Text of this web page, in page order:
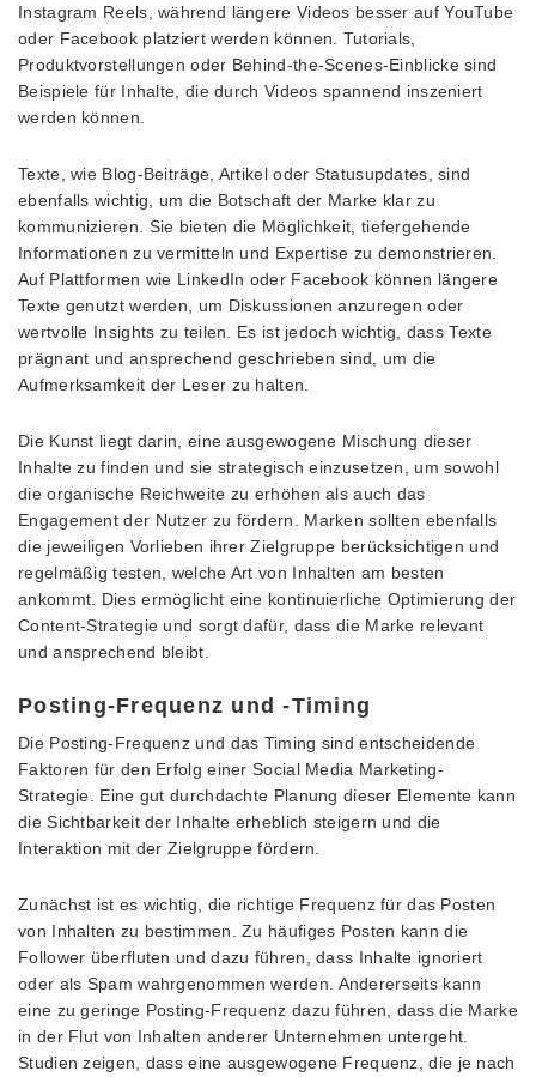
Instagram Reels, während längere Videos besser auf YouTube
oder Facebook platziert werden können. Tutorials,
Produktvorstellungen oder Behind-the-Scenes-Einblicke sind
Beispiele für Inhalte, die durch Videos spannend inszeniert
werden können.
Texte, wie Blog-Beiträge, Artikel oder Statusupdates, sind
ebenfalls wichtig, um die Botschaft der Marke klar zu
kommunizieren. Sie bieten die Möglichkeit, tiefergehende
Informationen zu vermitteln und Expertise zu demonstrieren.
Auf Plattformen wie LinkedIn oder Facebook können längere
Texte genutzt werden, um Diskussionen anzuregen oder
wertvolle Insights zu teilen. Es ist jedoch wichtig, dass Texte
prägnant und ansprechend geschrieben sind, um die
Aufmerksamkeit der Leser zu halten.
Die Kunst liegt darin, eine ausgewogene Mischung dieser
Inhalte zu finden und sie strategisch einzusetzen, um sowohl
die organische Reichweite zu erhöhen als auch das
Engagement der Nutzer zu fördern. Marken sollten ebenfalls
die jeweiligen Vorlieben ihrer Zielgruppe berücksichtigen und
regelmäßig testen, welche Art von Inhalten am besten
ankommt. Dies ermöglicht eine kontinuierliche Optimierung der
Content-Strategie und sorgt dafür, dass die Marke relevant
und ansprechend bleibt.
Posting-Frequenz und -Timing
Die Posting-Frequenz und das Timing sind entscheidende
Faktoren für den Erfolg einer Social Media Marketing-
Strategie. Eine gut durchdachte Planung dieser Elemente kann
die Sichtbarkeit der Inhalte erheblich steigern und die
Interaktion mit der Zielgruppe fördern.
Zunächst ist es wichtig, die richtige Frequenz für das Posten
von Inhalten zu bestimmen. Zu häufiges Posten kann die
Follower überfluten und dazu führen, dass Inhalte ignoriert
oder als Spam wahrgenommen werden. Andererseits kann
eine zu geringe Posting-Frequenz dazu führen, dass die Marke
in der Flut von Inhalten anderer Unternehmen untergeht.
Studien zeigen, dass eine ausgewogene Frequenz, die je nach